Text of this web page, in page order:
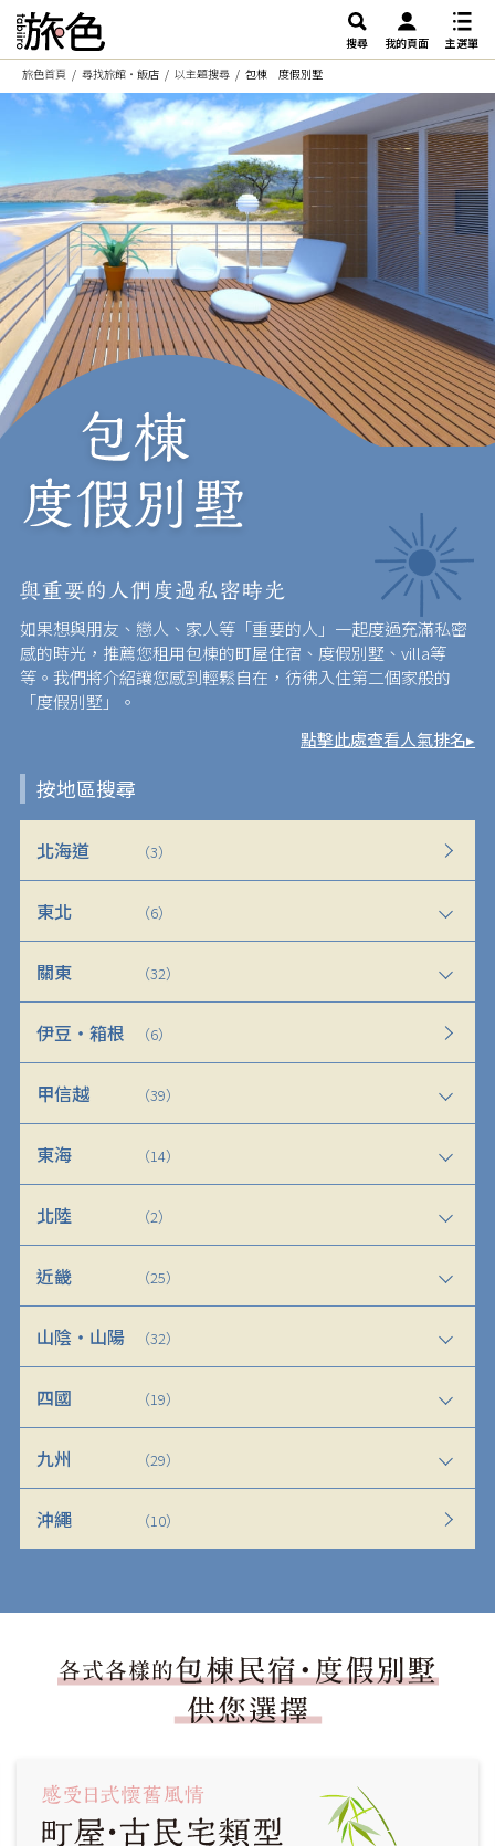
搜尋 我的頁面
主選單
旅色首頁
尋找旅館・飯店 以主題搜尋 包棟 度假別墅
如果想與朋友、戀人、家人等「重要的人」一起度過充滿私密
感的時光，推薦您租用包棟的町屋住宿、度假別墅、villa等
等。我們將介紹讓您感到輕鬆自在，彷彿入住第二個家般的
「度假別墅」。
點擊此處查看人氣排名▸
按地區搜尋
北海道 （3）
東北 （6）
關東 （32）
伊豆・箱根 （6）
甲信越 （39）
東海 （14）
北陸 （2）
近畿 （25）
山陰・山陽 （32）
四國 （19）
九州 （29）
沖繩 （10）